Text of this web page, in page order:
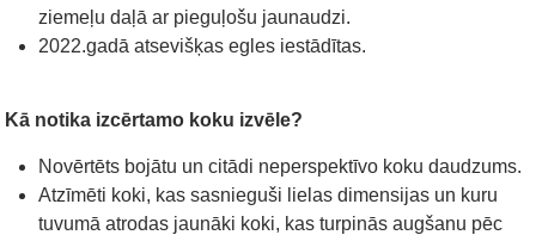
ziemeļu daļā ar pieguļošu jaunaudzi.
2022.gadā atsevišķas egles iestādītas.
Kā notika izcērtamo koku izvēle?
Novērtēts bojātu un citādi neperspektīvo koku daudzums.
Atzīmēti koki, kas sasnieguši lielas dimensijas un kuru
tuvumā atrodas jaunāki koki, kas turpinās augšanu pēc